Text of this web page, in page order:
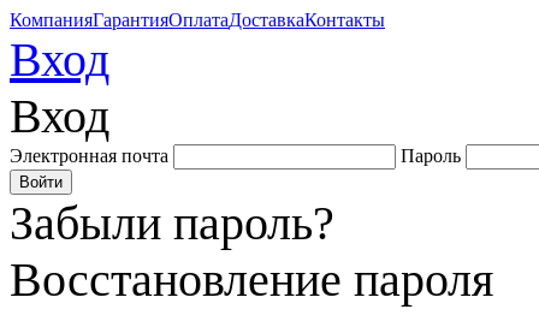
КомпанияГарантияОплатаДоставкаКонтакты
Вход
Вход
Электронная почта Пароль
Забыли пароль?
Восстановление пароля